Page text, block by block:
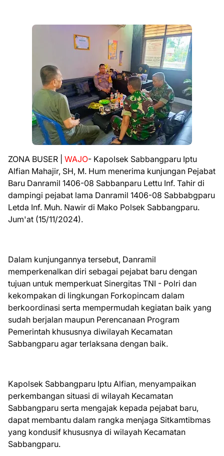
ZONA BUSER | WAJO- Kapolsek Sabbangparu Iptu
Alfian Mahajir, SH, M. Hum menerima kunjungan Pejabat
Baru Danramil 1406-08 Sabbanparu Lettu Inf. Tahir di
dampingi pejabat lama Danramil 1406-08 Sabbabgparu
Letda Inf. Muh. Nawir di Mako Polsek Sabbangparu.
Jum'at (15/11/2024).
Dalam kunjungannya tersebut, Danramil
memperkenalkan diri sebagai pejabat baru dengan
tujuan untuk memperkuat Sinergitas TNI - Polri dan
kekompakan di lingkungan Forkopincam dalam
berkoordinasi serta mempermudah kegiatan baik yang
sudah berjalan maupun Perencanaan Program
Pemerintah khususnya diwilayah Kecamatan
Sabbangparu agar terlaksana dengan baik.
Kapolsek Sabbangparu Iptu Alfian, menyampaikan
perkembangan situasi di wilayah Kecamatan
Sabbangparu serta mengajak kepada pejabat baru,
dapat membantu dalam rangka menjaga Sitkamtibmas
yang kondusif khususnya di wilayah Kecamatan
Sabbangparu.